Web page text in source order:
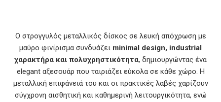
Ο στρογγυλός μεταλλικός δίσκος σε λευκή απόχρωση με
μαύρο φινίρισμα συνδυάζει minimal design, industrial
χαρακτήρα και πολυχρηστικότητα, δημιουργώντας ένα
elegant αξεσουάρ που ταιριάζει εύκολα σε κάθε χώρο. Η
μεταλλική επιφάνειά του και οι πρακτικές λαβές χαρίζουν
σύγχρονη αισθητική και καθημερινή λειτουργικότητα, ενώ